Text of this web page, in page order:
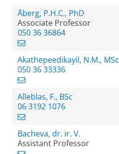
Åberg, P.H.C., PhD
Associate Professor
050 36 36864
Akathepeedikayil, N.M., MSc
050 36 33336
Alleblas, F., BSc
06 3192 1076
Bacheva, dr. ir. V.
Assistant Professor